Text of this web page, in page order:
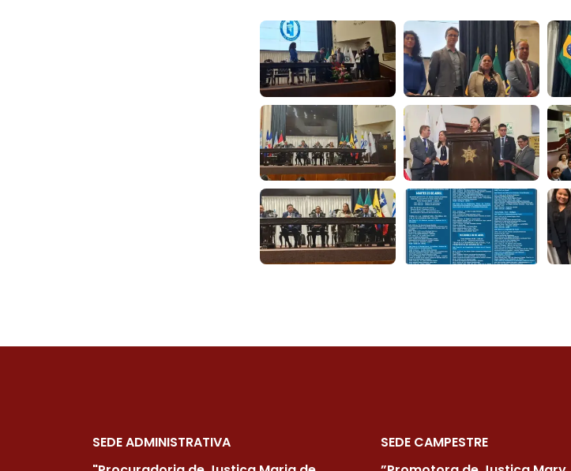
SEDE ADMINISTRATIVA
SEDE CAMPESTRE